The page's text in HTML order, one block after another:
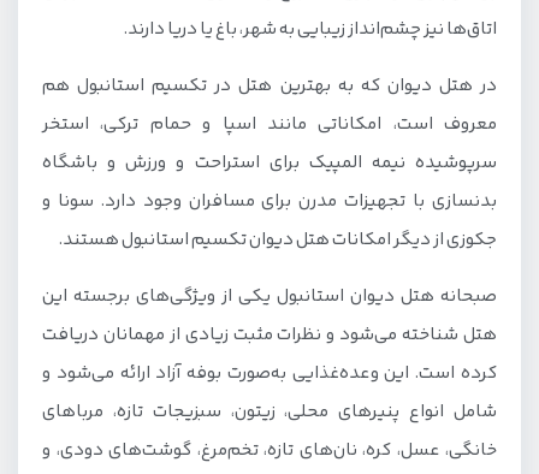
اتاق‌ها نیز چشم‌انداز زیبایی به شهر، باغ یا دریا دارند.
در هتل دیوان که به بهترین هتل در تکسیم استانبول هم
معروف است، امکاناتی مانند اسپا و حمام ترکی، استخر
سرپوشیده نیمه المپیک برای استراحت و ورزش و باشگاه
بدنسازی با تجهیزات مدرن برای مسافران وجود دارد. سونا و
جکوزی از دیگر امکانات هتل دیوان تکسیم استانبول هستند.
صبحانه هتل دیوان استانبول یکی از ویژگی‌های برجسته این
هتل شناخته می‌شود و نظرات مثبت زیادی از مهمانان دریافت
کرده است. این وعده‌غذایی به‌صورت بوفه آزاد ارائه می‌شود و
شامل انواع پنیرهای محلی، زیتون، سبزیجات تازه، مرباهای
خانگی، عسل، کره، نان‌های تازه، تخم‌مرغ، گوشت‌های دودی، و